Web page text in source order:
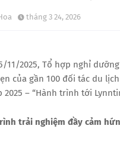
tháng 3 24, 2026
11/2025, Tổ hợp nghỉ
của gần 100 đối tác du
2025 – “Hành trình tới
trải nghiệm đầy cảm